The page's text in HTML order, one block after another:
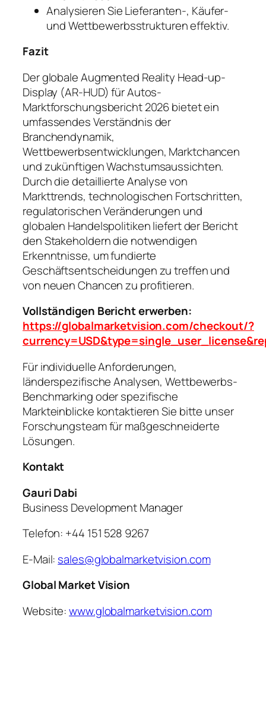
Analysieren Sie Lieferanten-, Käufer-
und Wettbewerbsstrukturen effektiv.
Fazit
Der globale Augmented Reality Head-up-
Display (AR-HUD) für Autos-
Marktforschungsbericht 2026 bietet ein
umfassendes Verständnis der
Branchendynamik,
Wettbewerbsentwicklungen, Marktchancen
und zukünftigen Wachstumsaussichten.
Durch die detaillierte Analyse von
Markttrends, technologischen Fortschritten,
regulatorischen Veränderungen und
globalen Handelspolitiken liefert der Bericht
den Stakeholdern die notwendigen
Erkenntnisse, um fundierte
Geschäftsentscheidungen zu treffen und
von neuen Chancen zu profitieren.
Vollständigen Bericht erwerben:
https://globalmarketvision.com/checkout/?
Für individuelle Anforderungen,
länderspezifische Analysen, Wettbewerbs-
Benchmarking oder spezifische
Markteinblicke kontaktieren Sie bitte unser
Forschungsteam für maßgeschneiderte
Lösungen.
Kontakt
Gauri Dabi
Business Development Manager
Telefon: +44 151 528 9267
E-Mail: sales@globalmarketvision.com
Global Market Vision
Website:www.globalmarketvision.com